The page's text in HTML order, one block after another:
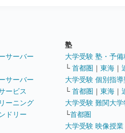
サーバー
サーバー
ービス
ーニング
ドリー
塾
大学受験 塾・予
└ 首都圏 ｜ 東海 ｜
大学受験 個別指
└ 首都圏 ｜ 東海 ｜
大学受験 難関大
└首都圏
大学受験 映像授業